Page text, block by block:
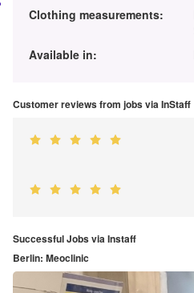
Clothing measurements:
Available in:
Customer reviews from jobs via InStaff
Successful Jobs via Instaff
Berlin: Meoclinic